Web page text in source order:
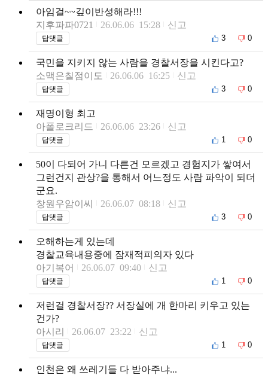
아임걸~~깊이반성해라!!!
지후파파0721
26.06.06 15:28 신고
답댓글 3 0
국민을 지키지 않는 사람을 경찰서장을 시킨다고?
소맥은칠점이도
26.06.06 16:25 신고
답댓글 3 0
재명이형 최고
아폴로크리드
26.06.06 23:26 신고
답댓글 1 0
50이 다되어 가니 다른건 모르겠고 경험지가 쌓여서
그런건지 관상?을 통해서 어느정도 사람 파악이 되더
군요.
창원우암이씨
26.06.07 08:18 신고
답댓글 3 0
오해하는게 있는데
경찰교육내용중에 잠재적피의자 있다
아기복어
26.06.07 09:40 신고
답댓글 1 0
저런걸 경찰서장?? 서장실에 개 한마리 키우고 있는
건가?
아시리
26.06.07 23:22 신고
답댓글 1 0
인천은 왜 쓰레기들 다 받아주냐...